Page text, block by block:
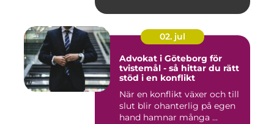
02. jul
Advokat i Göteborg för
tvistemål - så hittar du rätt
stöd i en konflikt
När en konflikt växer och till
slut blir ohanterlig på egen
hand hamnar många ...